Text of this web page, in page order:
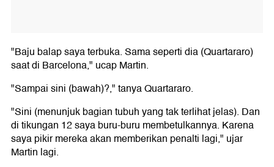
"Baju balap saya terbuka. Sama seperti dia (Quartararo)
saat di Barcelona," ucap Martin.
"Sampai sini (bawah)?," tanya Quartararo.
"Sini (menunjuk bagian tubuh yang tak terlihat jelas). Dan
di tikungan 12 saya buru-buru membetulkannya. Karena
saya pikir mereka akan memberikan penalti lagi," ujar
Martin lagi.